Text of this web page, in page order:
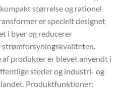
størrelse og rationel
er specielt designet
i byer og reducerer
produkter er blevet anvendt i
steder og industri- og
Produktfunktioner: